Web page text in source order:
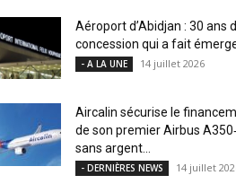
Aéroport d’Abidjan : 30 ans
concession qui a fait
- A LA UNE 14 juillet 2026
Aircalin sécurise le
de son premier Airbus
sans argent...
- DERNIÈRES NEWS 14 juillet